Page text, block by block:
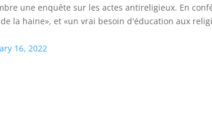
une enquête sur les actes antireligieux. En
la haine», et «un vrai besoin d'éducation aux
16, 2022